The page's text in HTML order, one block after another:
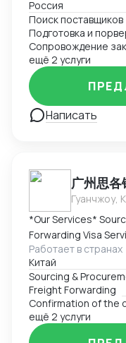
Поиск
товаров для дома
поставщиков,
фабрик, подготовка
всех этапах,
документации.
с минимальным
Россия
Поиск поставщиков
Подготовка и
Сопровождение
ещё 2 услуги
Написать
广州思各
Гуанчжоу,
*Our Services*
Forwarding
Работает в странах
Китай
Sourcing &
Freight Forwarding
Confirmation of the
ещё 2 услуги